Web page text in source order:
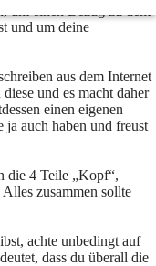
und um deine
aus dem Internet
und es macht daher
einen eigenen
ja auch haben und freust
die 4 Teile „Kopf“,
zusammen sollte
achte unbedingt auf
dass du überall die